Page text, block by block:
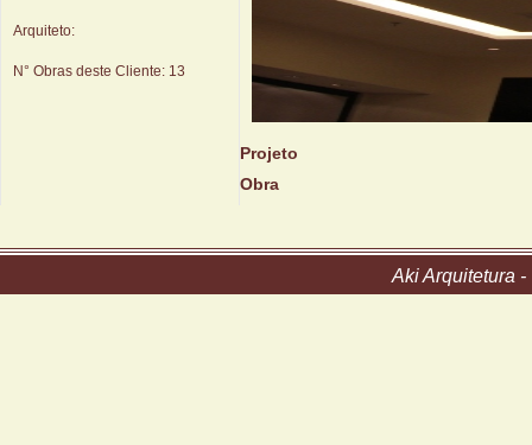
Arquiteto:
N° Obras deste Cliente: 13
Projeto
Obra
Aki Arquitetura